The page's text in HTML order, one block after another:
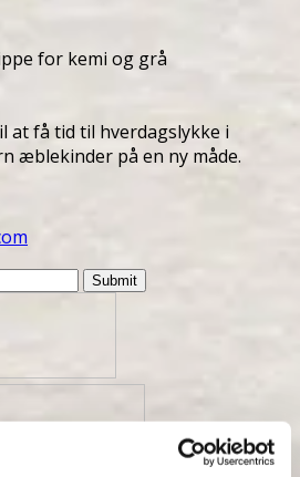
for kemi og grå
at få tid til hverdagslykke i
æblekinder på en ny måde.
Submit